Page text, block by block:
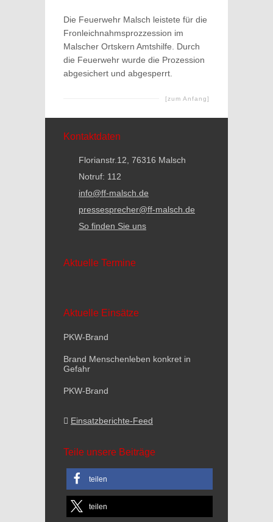
Die Feuerwehr Malsch leistete für die
Fronleichnahmsprozzession im
Malscher Ortskern Amtshilfe. Durch
die Feuerwehr wurde die Prozession
abgesichert und abgesperrt.
[zum Anfang]
Kontaktdaten
Florianstr.12, 76316 Malsch
Notruf: 112
info@ff-malsch.de
pressesprecher@ff-malsch.de
So finden Sie uns
Aktuelle Termine
Aktuelle Einsätze
PKW-Brand
Brand Menschenleben konkret in
Gefahr
PKW-Brand
Einsatzberichte-Feed
Teile unsere Beiträge
teilen
teilen